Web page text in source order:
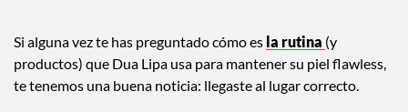
Si alguna vez te has preguntado cómo es la rutina (y
productos) que Dua Lipa usa para mantener su piel flawless,
te tenemos una buena noticia: llegaste al lugar correcto.